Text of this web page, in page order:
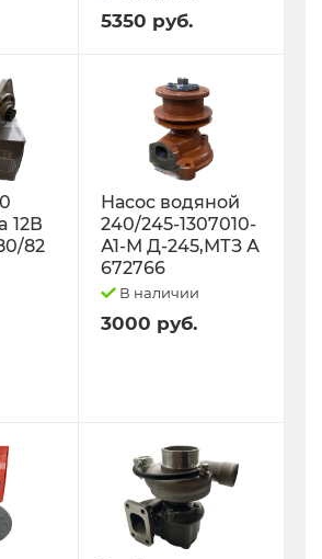
5350 руб.
12В
82
Насос водяной
240/245-1307010-
А1-М Д-245,МТЗ А
672766
В наличии
3000 руб.